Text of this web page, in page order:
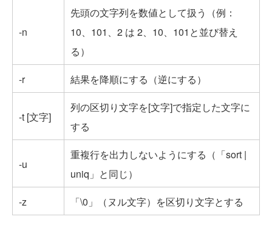
-n
先頭の文字列を数値として扱う（例：
10、101、2 は 2、10、101と並び替え
る）
-r
結果を降順にする（逆にする）
-t [文字]
列の区切り文字を[文字]で指定した文字に
する
-u
重複行を出力しないようにする（「sort |
uniq」と同じ）
-z
「\0」（ヌル文字）を区切り文字とする